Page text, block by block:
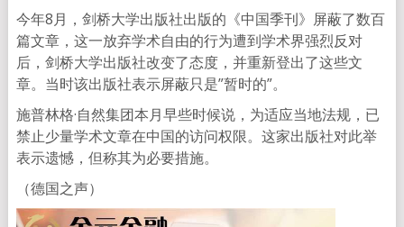
今年8月，剑桥大学出版社出版的《中国季刊》屏蔽了数百
篇文章，这一放弃学术自由的行为遭到学术界强烈反对
后，剑桥大学出版社改变了态度，并重新登出了这些文
章。当时该出版社表示屏蔽只是”暂时的”。
施普林格·自然集团本月早些时候说，为适应当地法规，已
禁止少量学术文章在中国的访问权限。这家出版社对此举
表示遗憾，但称其为必要措施。
（德国之声）